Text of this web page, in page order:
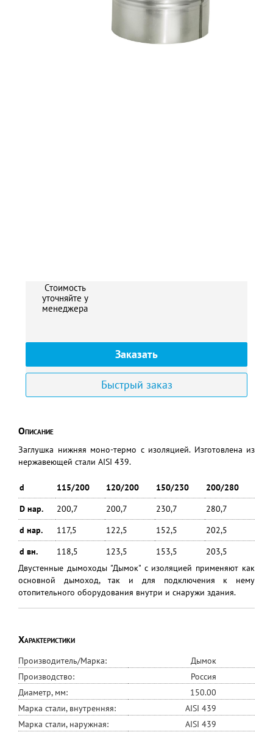
Стоимость
уточняйте у
менеджера
Заказать
Быстрый заказ
Описание
Заглушка нижняя моно-термо с изоляцией. Изготовлена из
нержавеющей стали AISI 439.
d 115/200 120/200 150/230
200/280
D нар.
200,7 200,7 230,7
280,7
d нар.
117,5 122,5 152,5
202,5
d вн.
118,5 123,5 153,5
203,5
Двустенные дымоходы "Дымок" с изоляцией применяют как
основной дымоход, так и для подключения к нему
отопительного оборудования внутри и снаружи здания.
Характеристики
Производитель/Марка:
Дымок
Производство:
Россия
Диаметр, мм:
150.00
Марка стали, внутренняя:
AISI 439
Марка стали, наружная:
AISI 439